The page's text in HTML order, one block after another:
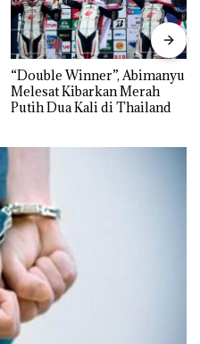
“Double Winner”, Abimanyu
Melesat Kibarkan Merah
Putih Dua Kali di Thailand